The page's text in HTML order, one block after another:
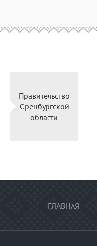
Правительство
Оренбургской
области
ГЛАВНАЯ